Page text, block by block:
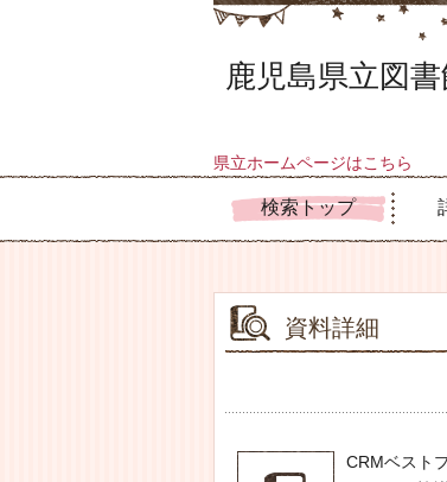
鹿児島県立図書
県立ホームページはこちら
検索トップ
資料詳細
CRMベスト